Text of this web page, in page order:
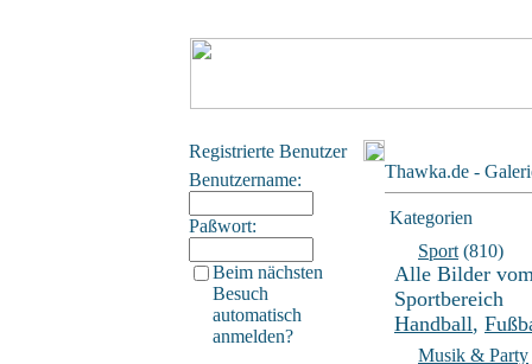
Registrierte Benutzer
Benutzername:
Paßwort:
Beim nächsten
Besuch
automatisch
anmelden?
Thawka.de -
Kategorien
Sport (810)
Alle Bilder
Sportbereich
Handball,
Musik & Party